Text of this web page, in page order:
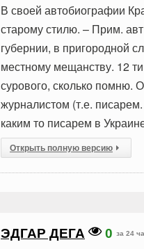
В своей автобиографии
старому стилю. – Прим.
губернии, в пригородной
местному мещанству. 12
сурового, сколько помню.
журналистом (т.е.
каким то писарем в
Открыть полную версию
ЭДГАР ДЕГА 0 за 24